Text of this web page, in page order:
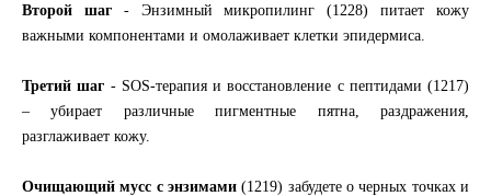
Второй шаг- Энзимный микропилинг (1228) питает кожу
важными компонентами и омолаживает клетки эпидермиса.
Третий шаг - SOS-терапия и восстановление с пептидами (1217)
– убирает различные пигментные пятна, раздражения,
разглаживает кожу.
Очищающий мусс с энзимами(1219) забудете о черных точках и